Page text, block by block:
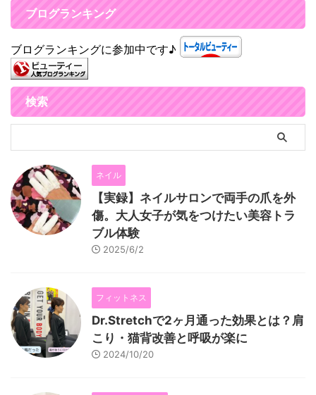
ブログランキング
ブログランキングに参加中です♪
検索
ネイル
【実録】ネイルサロンで両手の爪を外
傷。大人女子が気をつけたい美容トラ
ブル体験
2025/6/2
フィットネス
Dr.Stretchで2ヶ月通った効果とは？肩
こり・猫背改善と呼吸が楽に
2024/10/20